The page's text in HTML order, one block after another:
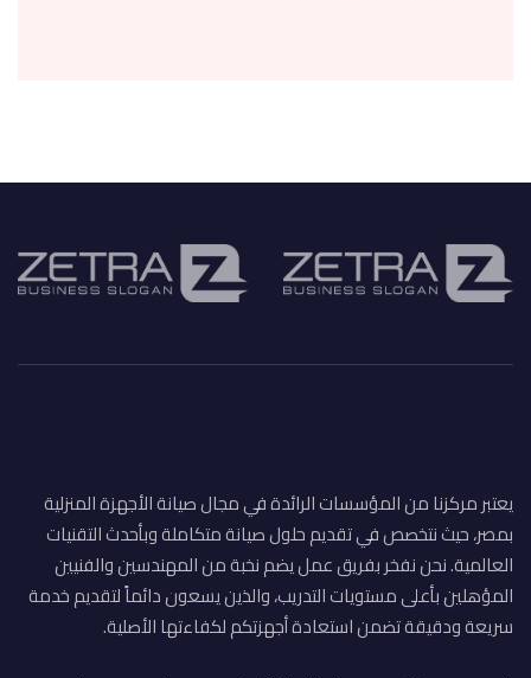
يعتبر مركزنا من المؤسسات الرائدة في مجال صيانة الأجهزة المنزلية
بمصر، حيث نتخصص في تقديم حلول صيانة متكاملة وبأحدث التقنيات
العالمية. نحن نفخر بفريق عمل يضم نخبة من المهندسين والفنيين
المؤهلين بأعلى مستويات التدريب، والذين يسعون دائماً لتقديم خدمة
سريعة ودقيقة تضمن استعادة أجهزتكم لكفاءتها الأصلية.